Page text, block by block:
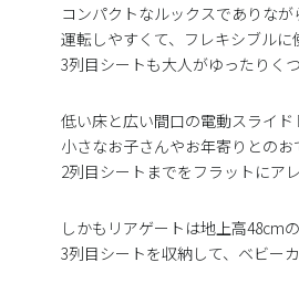
コンパクトなルックスでありな
運転しやすくて、フレキシブル
3列目シートも大人がゆったりく
低い床と広い間口の電動スライ
小さなお子さんやお年寄りとのお
2列目シートまでをフラットにア
しかもリアゲートは地上高48cm
3列目シートを収納して、ベビー